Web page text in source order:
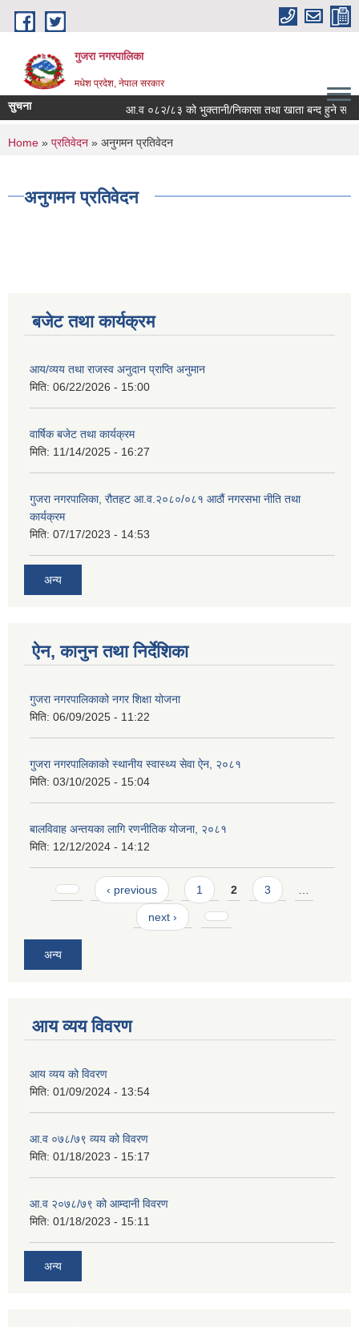
Skip to main content
गुजरा नगरपालिका
मधेश प्रदेश, नेपाल सरकार
सुचना आ.व ०८२/८३ को भु्क्तानी/निकासा तथा खाता बन्द हुने
You are here
Home » प्रतिवेदन » अनुगमन प्रतिवेदन
अनुगमन प्रतिवेदन
बजेट तथा कार्यक्रम
आय/व्यय तथा राजस्व अनुदान प्राप्ति अनुमान
मिति: 06/22/2026 - 15:00
वार्षिक बजेट तथा कार्यक्रम
मिति: 11/14/2025 - 16:27
गुजरा नगरपालिका, रौतहट आ.व.२०८०/०८१ आठौं नगरसभा नीति तथा
कार्यक्रम
मिति: 07/17/2023 - 14:53
अन्य
ऐन, कानुन तथा निर्देशिका
गुजरा नगरपालिकाको नगर शिक्षा योजना
मिति: 06/09/2025 - 11:22
गुजरा नगरपालिकाको स्थानीय स्वास्थ्य सेवा ऐन, २०८१
मिति: 03/10/2025 - 15:04
बालविवाह अन्तयका लागि रणनीतिक योजना, २०८१
मिति: 12/12/2024 - 14:12
Pages ‹ previous 1 2 3 …
next ›
अन्य
आय व्यय विवरण
आय व्यय को विवरण
मिति: 01/09/2024 - 13:54
आ.व ०७८/७९ व्यय को विवरण
मिति: 01/18/2023 - 15:17
आ.व २०७८/७९ को आम्दानी विवरण
मिति: 01/18/2023 - 15:11
अन्य